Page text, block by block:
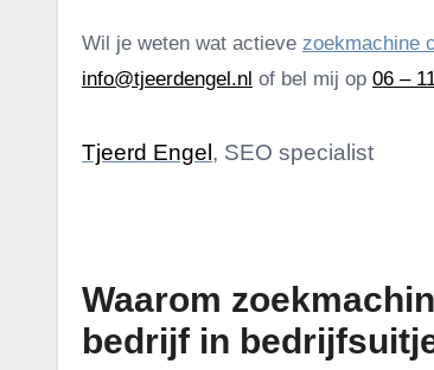
Wil je weten wat actieve zoekmachine
info@tjeerdengel.nl of bel mij op 06 –
Tjeerd Engel , SEO specialist
Waarom
bedrijf in